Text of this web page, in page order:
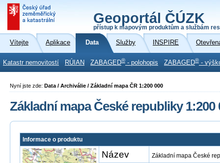
Geoportál ČÚZK
přístup k mapovým produktům a službám
Vítejte Aplikace Data Služby INSPIRE
Katastr nemovitostí RÚIAN ZABAGED® - polohopis ZABAGED® -
Nyní jste zde: Data / Archiválie / Základní mapa ČR 1:200 000
Základní mapa České republiky 1:200
Informace o produktu
Název Základní mapa České